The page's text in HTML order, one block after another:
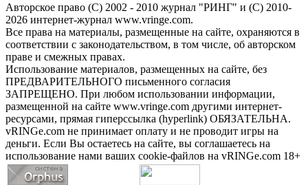
Авторское право (С) 2002 - 2010 журнал "РИНГ" и (С) 2010-
2026 интернет-журнал www.vringe.com.
Все права на материалы, размещенные на сайте, охраняются в
соответствии с законодательством, в том числе, об авторском
праве и смежных правах.
Использование материалов, размещенных на сайте, без
ПРЕДВАРИТЕЛЬНОГО письменного согласия
ЗАПРЕЩЕНО. При любом использовании информации,
размещенной на сайте www.vringe.com другими интернет-
ресурсами, прямая гиперссылка (hyperlink) ОБЯЗАТЕЛЬНА.
vRINGe.com не принимает оплату и не проводит игры на
деньги. Если Вы остаетесь на сайте, вы соглашаетесь на
использование нами ваших cookie-файлов на vRINGe.com 18+